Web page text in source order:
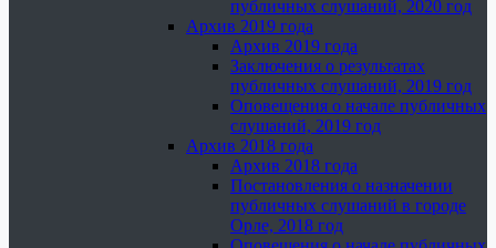
публичных слушаний, 2020 год
Архив 2019 года
Архив 2019 года
Заключения о результатах
публичных слушаний, 2019 год
Оповещения о начале публичных
слушаний, 2019 год
Архив 2018 года
Архив 2018 года
Постановления о назначении
публичных слушаний в городе
Орле, 2018 год